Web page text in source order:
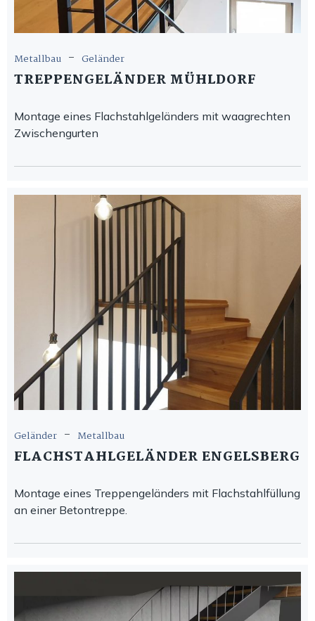
Metallbau - Geländer
TREPPENGELÄNDER MÜHLDORF
Montage eines Flachstahlgeländers mit waagrechten
Zwischengurten
Geländer - Metallbau
FLACHSTAHLGELÄNDER ENGELSBERG
Montage eines Treppengeländers mit Flachstahlfüllung
an einer Betontreppe.